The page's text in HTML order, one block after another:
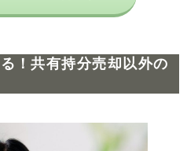
！共有持分売却以外の